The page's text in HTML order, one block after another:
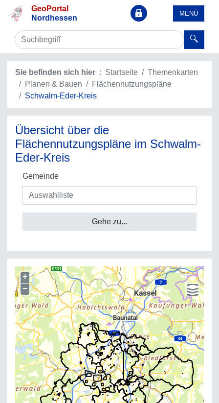
GeoPortal
Nordhessen
MENÜ
Sie befinden sich hier Startseite
Themenkarten
Planen & Bauen
Flächennutzungspläne
Schwalm-Eder-Kreis
Übersicht über die
Flächennutzungspläne im Schwalm-
Eder-Kreis
Gemeinde
Gehe zu...
+
−